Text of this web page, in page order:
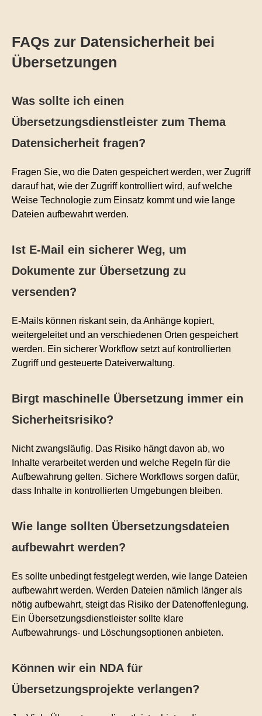
FAQs zur Datensicherheit bei
Übersetzungen
Was sollte ich einen
Übersetzungsdienstleister zum Thema
Datensicherheit fragen?
Fragen Sie, wo die Daten gespeichert werden, wer Zugriff
darauf hat, wie der Zugriff kontrolliert wird, auf welche
Weise Technologie zum Einsatz kommt und wie lange
Dateien aufbewahrt werden.
Ist E-Mail ein sicherer Weg, um
Dokumente zur Übersetzung zu
versenden?
E-Mails können riskant sein, da Anhänge kopiert,
weitergeleitet und an verschiedenen Orten gespeichert
werden. Ein sicherer Workflow setzt auf kontrollierten
Zugriff und gesteuerte Dateiverwaltung.
Birgt maschinelle Übersetzung immer ein
Sicherheitsrisiko?
Nicht zwangsläufig. Das Risiko hängt davon ab, wo
Inhalte verarbeitet werden und welche Regeln für die
Aufbewahrung gelten. Sichere Workflows sorgen dafür,
dass Inhalte in kontrollierten Umgebungen bleiben.
Wie lange sollten Übersetzungsdateien
aufbewahrt werden?
Es sollte unbedingt festgelegt werden, wie lange Dateien
aufbewahrt werden. Werden Dateien nämlich länger als
nötig aufbewahrt, steigt das Risiko der Datenoffenlegung.
Ein Übersetzungsdienstleister sollte klare
Aufbewahrungs- und Löschungsoptionen anbieten.
Können wir ein NDA für
Übersetzungsprojekte verlangen?